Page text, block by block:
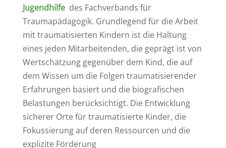
Jugendhilfe des Fachverbands für
Traumapädagogik. Grundlegend für die Arbeit
mit traumatisierten Kindern ist die Haltung
eines jeden Mitarbeitenden, die geprägt ist von
Wertschätzung gegenüber dem Kind, die auf
dem Wissen um die Folgen traumatisierender
Erfahrungen basiert und die biografischen
Belastungen berücksichtigt. Die Entwicklung
sicherer Orte für traumatisierte Kinder, die
Fokussierung auf deren Ressourcen und die
explizite Förderung